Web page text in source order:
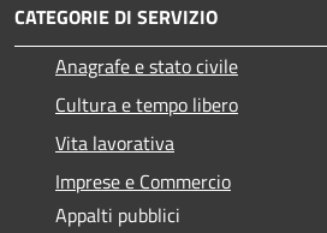
CATEGORIE DI SERVIZIO
Anagrafe e stato civile
Cultura e tempo libero
Vita lavorativa
Imprese e Commercio
Appalti pubblici